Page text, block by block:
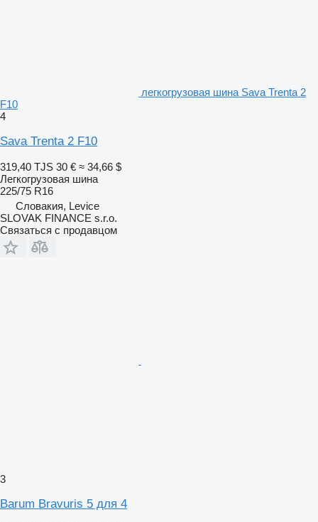
легкогрузовая шина Sava Trenta 2
F10
4
Sava Trenta 2 F10
319,40 TJS 30 € ≈ 34,66 $
Легкогрузовая шина
225/75 R16
Словакия, Levice
SLOVAK FINANCE s.r.o.
Связаться с продавцом
3
Barum Bravuris 5 для 4